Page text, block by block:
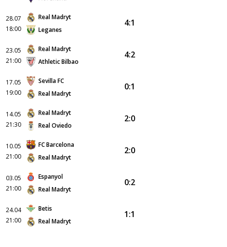
28.07
18:00
Real Madryt
Leganes
4:1
23.05
21:00
Real Madryt
Athletic Bilbao
4:2
17.05
19:00
Sevilla FC
Real Madryt
0:1
14.05
21:30
Real Madryt
Real Oviedo
2:0
10.05
21:00
FC Barcelona
Real Madryt
2:0
03.05
21:00
Espanyol
Real Madryt
0:2
24.04
21:00
Betis
Real Madryt
1:1